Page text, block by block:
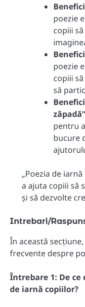
poezie
copiii
poezie
copiii
să
zăpadă”
pentru
bucure
„Poezia de
a ajuta copiii să
și să dezvolte
Intrebari/
În această
frecvente despre
Întrebare 1: De
de iarnă copiilor?